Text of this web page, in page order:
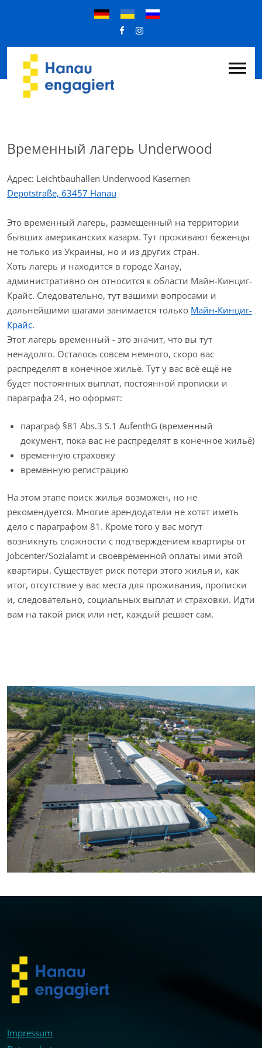
Временный лагерь Underwood
Адрес: Leichtbauhallen Underwood Kasernen
Depotstraße, 63457 Hanau
Это временный лагерь, размещенный на территории
бывших американских казарм. Тут проживают беженцы
не только из Украины, но и из других стран.
Хоть лагерь и находится в городе Ханау,
административно он относится к области Майн-Кинциг-
Крайс. Следовательно, тут вашими вопросами и
дальнейшими шагами занимается только Майн-Кинциг-
Крайс.
Этот лагерь временный - это значит, что вы тут
ненадолго. Осталось совсем немного, скоро вас
распределят в конечное жильё. Тут у вас всё ещё не
будет постоянных выплат, постоянной прописки и
параграфа 24, но оформят:
параграф §81 Abs.3 S.1 AufenthG (временный
документ, пока вас не распределят в конечное жильё)
временную страховку
временную регистрацию
На этом этапе поиск жилья возможен, но не
рекомендуется. Многие арендодатели не хотят иметь
дело с параграфом 81. Кроме того у вас могут
возникнуть сложности с подтверждением квартиры от
Jobcenter/Sozialamt и своевременной оплаты ими этой
квартиры. Существует риск потери этого жилья и, как
итог, отсутствие у вас места для проживания, прописки
и, следовательно, социальных выплат и страховки. Идти
вам на такой риск или нет, каждый решает сам.
Impressum